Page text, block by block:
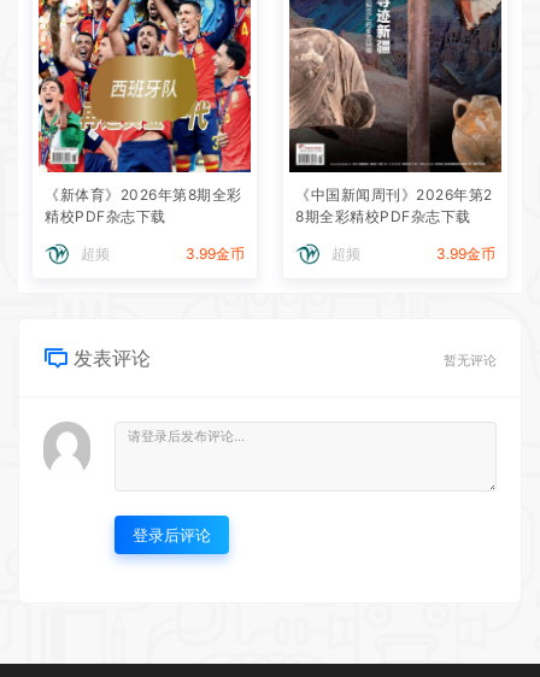
《新体育》2026年第8期全彩
精校PDF杂志下载
超频 3.99金币
《中国新闻周刊》2026年第2
8期全彩精校PDF杂志下载
超频 3.99金币
发表评论 暂无评论
登录后评论